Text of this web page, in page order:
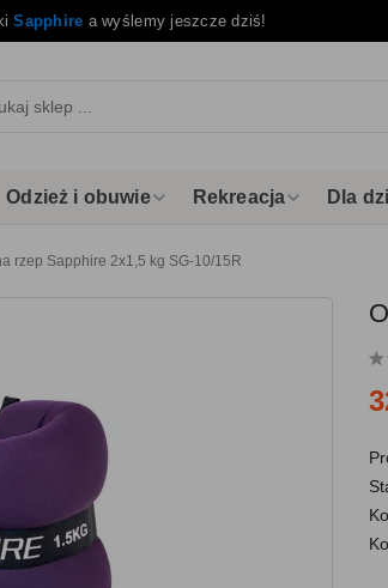
Sapphire a wyślemy jeszcze dziś!
Odzież i obuwie Rekreacja Dla
rzep Sapphire 2x1,5 kg SG-10/15R